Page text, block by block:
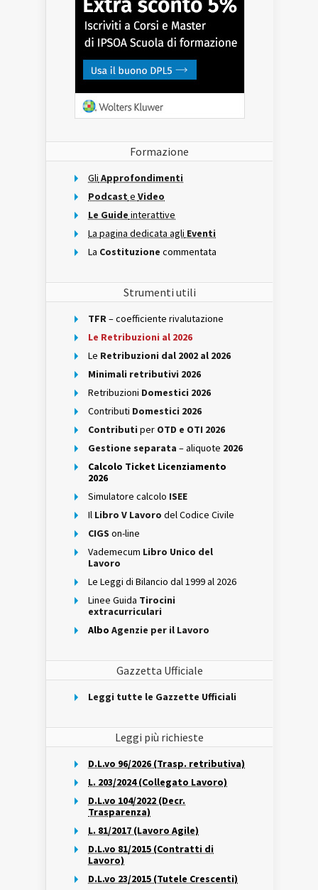
Formazione
Gli Approfondimenti
Podcast e Video
Le Guide interattive
La pagina dedicata agli Eventi
La Costituzione commentata
Strumenti utili
TFR– coefficiente rivalutazione
Le Retribuzioni al 2026
Le Retribuzioni dal 2002 al 2026
Minimali retributivi 2026
Retribuzioni Domestici 2026
Contributi Domestici 2026
Contributi per OTD e OTI 2026
Gestione separata – aliquote 2026
Calcolo Ticket Licenziamento
2026
Simulatore calcolo ISEE
Il Libro V Lavoro del Codice Civile
CIGS on-line
Vademecum Libro Unico del
Lavoro
Le Leggi di Bilancio dal 1999 al 2026
Linee Guida Tirocini
extracurriculari
Albo Agenzie per il Lavoro
Gazzetta Ufficiale
Leggi tutte le Gazzette Ufficiali
Leggi più richieste
D.L.vo 96/2026 (Trasp. retributiva)
L. 203/2024 (Collegato Lavoro)
D.L.vo 104/2022 (Decr.
Trasparenza)
L. 81/2017 (Lavoro Agile)
D.L.vo 81/2015 (Contratti di
Lavoro)
D.L.vo 23/2015 (Tutele Crescenti)